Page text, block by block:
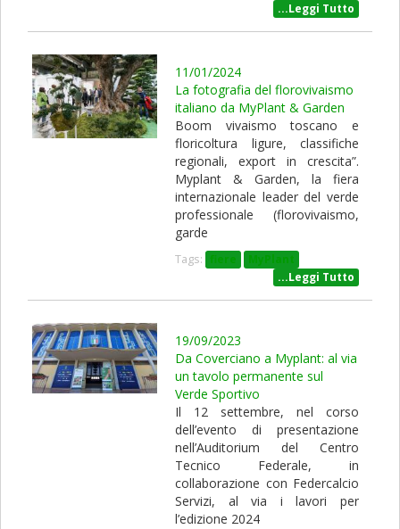
...Leggi Tutto
11/01/2024
La fotografia del florovivaismo
italiano da MyPlant & Garden
Boom vivaismo toscano e
floricoltura ligure, classifiche
regionali, export in crescita”.
Myplant & Garden, la fiera
internazionale leader del verde
professionale (florovivaismo,
garde
Tags: fiere
MyPlant
...Leggi Tutto
19/09/2023
Da Coverciano a Myplant: al via
un tavolo permanente sul
Verde Sportivo
Il 12 settembre, nel corso
dell’evento di presentazione
nell’Auditorium del Centro
Tecnico Federale, in
collaborazione con Federcalcio
Servizi, al via i lavori per
l’edizione 2024